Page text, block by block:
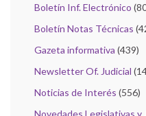
Boletín Inf. Electrónico
Boletín Notas Técnicas
Gazeta informativa (439)
Newsletter Of. Judicial
Noticias de Interés (556)
Novedades Legislativas y